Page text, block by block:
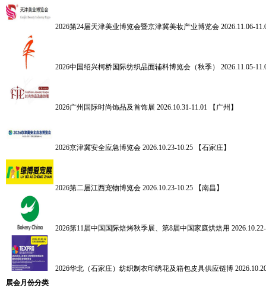
2026第24届天津美业博览会暨京津冀美妆产业博览会 2026.11.06-
2026中国绍兴柯桥国际纺织品面辅料博览会（秋季） 2026.11.05-
2026广州国际时尚饰品及首饰展 2026.10.31-11.01 【广州】
2026京津冀安全应急博览会 2026.10.23-10.25 【石家庄】
2026第二届江西宠物博览会 2026.10.23-10.25 【南昌】
2026第11届中国国际焙烤秋季展、第8届中国家庭烘焙用
2026华北（石家庄）纺织制衣印绣花及箱包皮具供应链博
展会月份分类